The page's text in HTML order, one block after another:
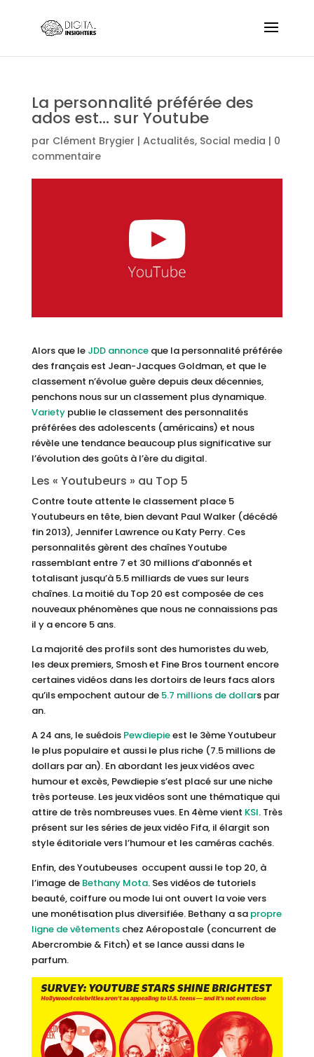
La personnalité préférée des
ados est… sur Youtube
par Clément Brygier | Actualités, Social media | 0
commentaire
Alors que leJDD annonceque la personnalité préférée
des français est Jean-Jacques Goldman, et que le
classement n’évolue guère depuis deux décennies,
penchons nous sur un classement plus dynamique.
Varietypublie le classement des personnalités
préférées des adolescents (américains) et nous
révèle une tendance beaucoup plus significative sur
l’évolution des goûts à l’ère du digital.
Les « Youtubeurs » au Top 5
Contre toute attente le classement place 5
Youtubeurs en tête, bien devant Paul Walker (décédé
fin 2013), Jennifer Lawrence ou Katy Perry. Ces
personnalités gèrent des chaînes Youtube
rassemblant entre 7 et 30 millions d’abonnés et
totalisant jusqu’à 5.5 milliards de vues sur leurs
chaînes. La moitié du Top 20 est composée de ces
nouveaux phénomènes que nous ne connaissions pas
il y a encore 5 ans.
La majorité des profils sont des humoristes du web,
les deux premiers, Smosh et Fine Bros tournent encore
certaines vidéos dans les dortoirs de leurs facs alors
qu’ils empochent autour de 5.7 millions de dollars par
an.
A 24 ans, le suédois Pewdiepieest le 3ème Youtubeur
le plus populaire et aussi le plus riche (7.5 millions de
dollars par an). En abordant les jeux vidéos avec
humour et excès, Pewdiepie s’est placé sur une niche
très porteuse. Les jeux vidéos sont une thématique qui
attire de très nombreuses vues. En 4ème vient KSI. Très
présent sur les séries de jeux vidéo Fifa, il élargit son
style éditoriale vers l’humour et les caméras cachés.
Enfin, des Youtubeuses occupent aussi le top 20, à
l’image de Bethany Mota. Ses vidéos de tutoriels
beauté, coiffure ou mode lui ont ouvert la voie vers
une monétisation plus diversifiée. Bethany a sa propre
ligne de vêtementschez Aéropostale (concurrent de
Abercrombie & Fitch) et se lance aussi dans le
parfum.